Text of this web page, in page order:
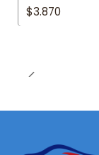
$3.870